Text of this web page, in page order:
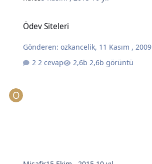
Ödev Siteleri
Gönderen:ozkancelik, 11 Kasım , 2009
2 cevap
2,6b görüntü